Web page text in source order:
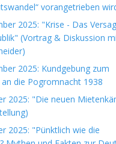
vorangetrieben
2025: "Krise - Das
(Vortrag & Diskussion
2025: Kundgebung zum
an die Pogromnacht 1938
2025: "Die neuen
2025: "Pünktlich wie die